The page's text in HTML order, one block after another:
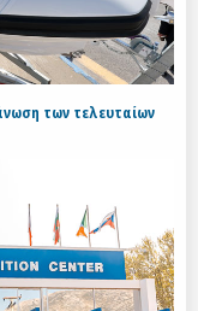
των τελευταίων